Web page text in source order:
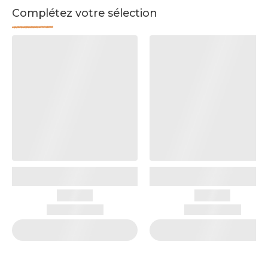
Complétez votre sélection